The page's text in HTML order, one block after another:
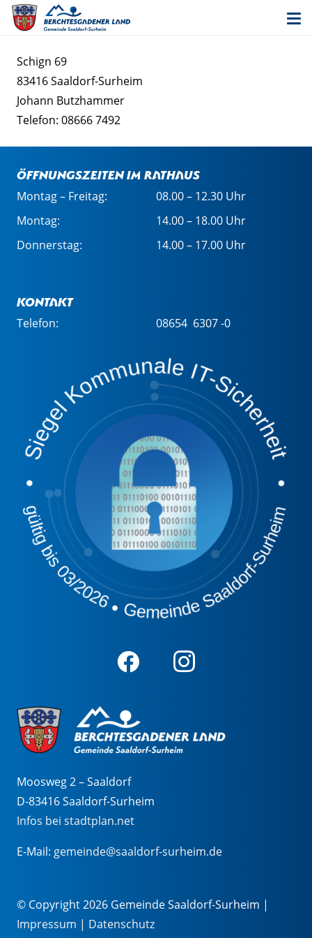
Schign 69
83416 Saaldorf-Surheim
Johann Butzhammer
Telefon: 08666 7492
Öffnungszeiten im Rathaus
Montag – Freitag:
08.00 – 12.30 Uhr
Montag:
14.00 – 18.00 Uhr
Donnerstag:
14.00 – 17.00 Uhr
Kontakt
Telefon: 08654 6307 -0
Moosweg 2 – Saaldorf
D-83416 Saaldorf-Surheim
Infos bei stadtplan.net
E-Mail: gemeinde@saaldorf-surheim.de
© Copyright 2026 Gemeinde Saaldorf-Surheim |
Impressum | Datenschutz